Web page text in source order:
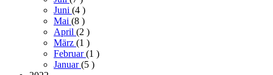
Juni (4 )
Mai (8 )
April (2 )
März (1 )
Februar(1 )
Januar(5 )